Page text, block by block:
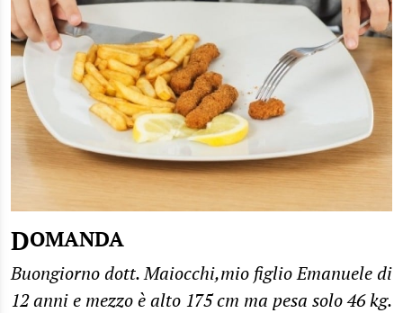
DOMANDA
Buongiorno dott. Maiocchi,mio figlio Emanuele di
12 anni e mezzo è alto 175 cm ma pesa solo 46 kg.